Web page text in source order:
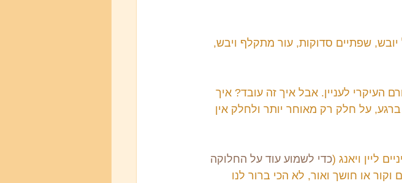
שפתיים סדוקות, עור מתקלף ויבש,
העיקרי לעניין. אבל איך זה עובד? איך
על חלק רק מאוחר יותר ולחלק אין
ליין ויאנג (כדי לשמוע עוד על החלוקה
או חושך ואור, לא הכי ברור לנו